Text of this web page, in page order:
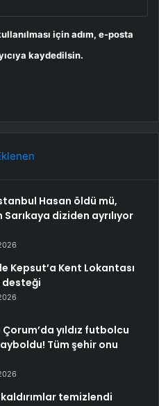
için adım, e-posta
kaydedilsin.
Hasan öldü mü,
diziden ayrılıyor
Kepsut’a Kent Lokantası
desteği
yıldız futbolcu
Tüm şehir onu
temizlendi